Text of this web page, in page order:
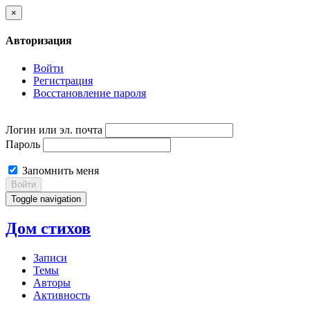
×
Авторизация
Войти
Регистрация
Восстановление пароля
Логин или эл. почта
Пароль
Запомнить меня
Войти
Toggle navigation
Дом стихов
Записи
Темы
Авторы
Активность